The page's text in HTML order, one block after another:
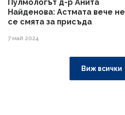
Пулмологът д-р Анита
Найденова: Астмата вече не
се смята за присъда
7 май 2024
Виж всички